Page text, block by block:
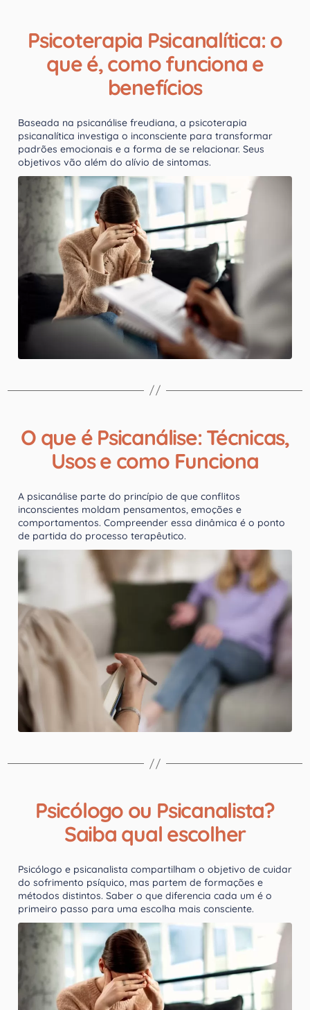
Psicoterapia Psicanalítica: o
que é, como funciona e
benefícios
Baseada na psicanálise freudiana, a psicoterapia
psicanalítica investiga o inconsciente para transformar
padrões emocionais e a forma de se relacionar. Seus
objetivos vão além do alívio de sintomas.
O que é Psicanálise: Técnicas,
Usos e como Funciona
A psicanálise parte do princípio de que conflitos
inconscientes moldam pensamentos, emoções e
comportamentos. Compreender essa dinâmica é o ponto
de partida do processo terapêutico.
Psicólogo ou Psicanalista?
Saiba qual escolher
Psicólogo e psicanalista compartilham o objetivo de cuidar
do sofrimento psíquico, mas partem de formações e
métodos distintos. Saber o que diferencia cada um é o
primeiro passo para uma escolha mais consciente.